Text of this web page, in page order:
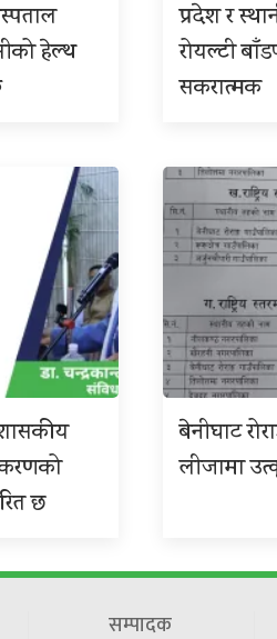
हेल्थ
प्रदेश र
रोयल्टी
सकरात्मक
छ
बेनीघाट
लीजामा
सम्पादक